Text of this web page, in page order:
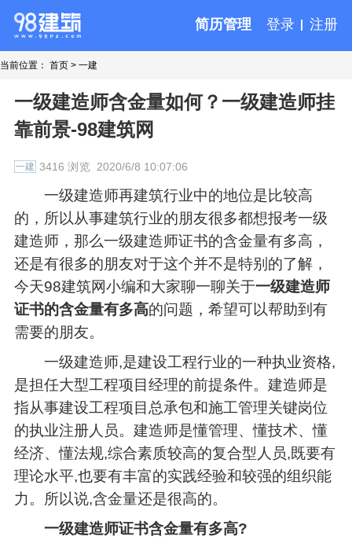
简历管理 登录 注册
当前位置： 首页 > 一建
一级建造师含金量如何？一级建造师挂
靠前景-98建筑网
一建 3416 浏览 2020/6/8 10:07:06
一级建造师再建筑行业中的地位是比较高
的，所以从事建筑行业的朋友很多都想报考一级
建造师，那么一级建造师证书的含金量有多高，
还是有很多的朋友对于这个并不是特别的了解，
今天98建筑网小编和大家聊一聊关于一级建造师
证书的含金量有多高的问题，希望可以帮助到有
需要的朋友。
一级建造师,是建设工程行业的一种执业资格,
是担任大型工程项目经理的前提条件。建造师是
指从事建设工程项目总承包和施工管理关键岗位
的执业注册人员。建造师是懂管理、懂技术、懂
经济、懂法规,综合素质较高的复合型人员,既要有
理论水平,也要有丰富的实践经验和较强的组织能
力。所以说,含金量还是很高的。
一级建造师证书含金量有多高?